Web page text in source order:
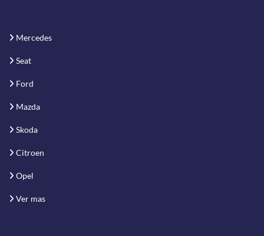
Mercedes
Seat
Ford
Mazda
Skoda
Citroen
Opel
Ver mas